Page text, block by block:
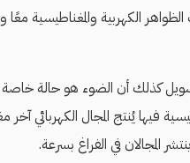
الكهربية والمغناطيسية
كذلك أن الضوء هو حالة خاصة
فيها يُنتج المجال الكهربائي آخر
المجالان في الفراغ بسرعة.